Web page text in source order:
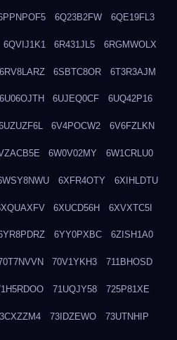
6Q23B2FW 6QE19FL3
6QVIJ1K1 6R431JL5 6RGMWOLX
6RV8LARZ 6SBTC8OR 6T3R3AJM
6U06OJTH 6UJEQ0CF 6UQ42P16
6V4POCW2 6V6FZLKN
6W0V02MY 6W1CRLU0
6XFR4OTY 6XIHLDTU
6XUCD56H 6XVXTC5I
6YY0PXBC 6ZISH1A0
70V1YKH3 711BHOSD
71UQJY58 725P81XE
73IDZEWO 73UTNHIP